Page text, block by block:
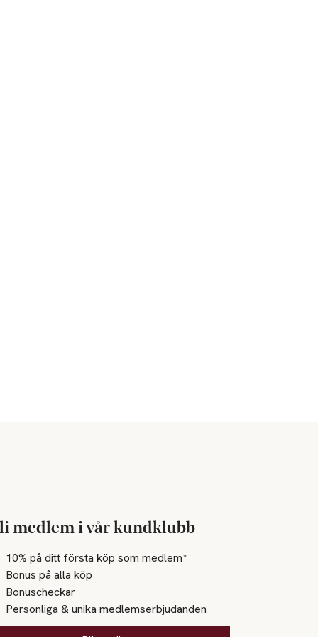
medlem i vår kundklubb
10% på ditt första köp som medlem*
Bonus på alla köp
Bonuscheckar
Personliga & unika medlemserbjudanden